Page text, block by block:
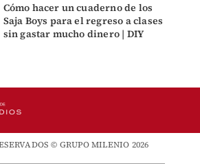
Cómo hacer un cuaderno de los
Saja Boys para el regreso a clases
sin gastar mucho dinero | DIY
© GRUPO MILENIO 2026